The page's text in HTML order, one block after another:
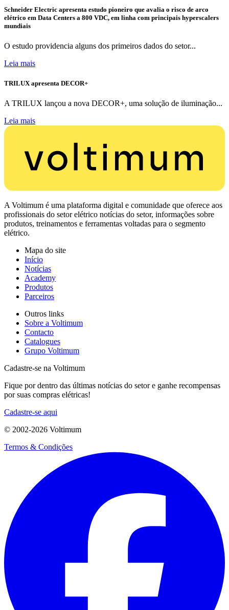
Schneider Electric apresenta estudo pioneiro que avalia o risco de arco
elétrico em Data Centers a 800 VDC, em linha com principais hyperscalers
mundiais
O estudo providencia alguns dos primeiros dados do setor...
Leia mais
TRILUX apresenta DECOR+
A TRILUX lançou a nova DECOR+, uma solução de iluminação...
Leia mais
A Voltimum é uma plataforma digital e comunidade que oferece aos
profissionais do setor elétrico notícias do setor, informações sobre
produtos, treinamentos e ferramentas voltadas para o segmento
elétrico.
Mapa do site
Início
Notícias
Academy
Produtos
Parceiros
Outros links
Sobre a Voltimum
Contacto
Catalogues
Grupo Voltimum
Cadastre-se na Voltimum
Fique por dentro das últimas notícias do setor e ganhe recompensas
por suas compras elétricas!
Cadastre-se aqui
© 2002-2026 Voltimum
Termos & Condições